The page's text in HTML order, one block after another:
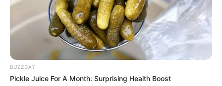
BUZZDAY
Pickle Juice For A Month: Surprising Health Boost